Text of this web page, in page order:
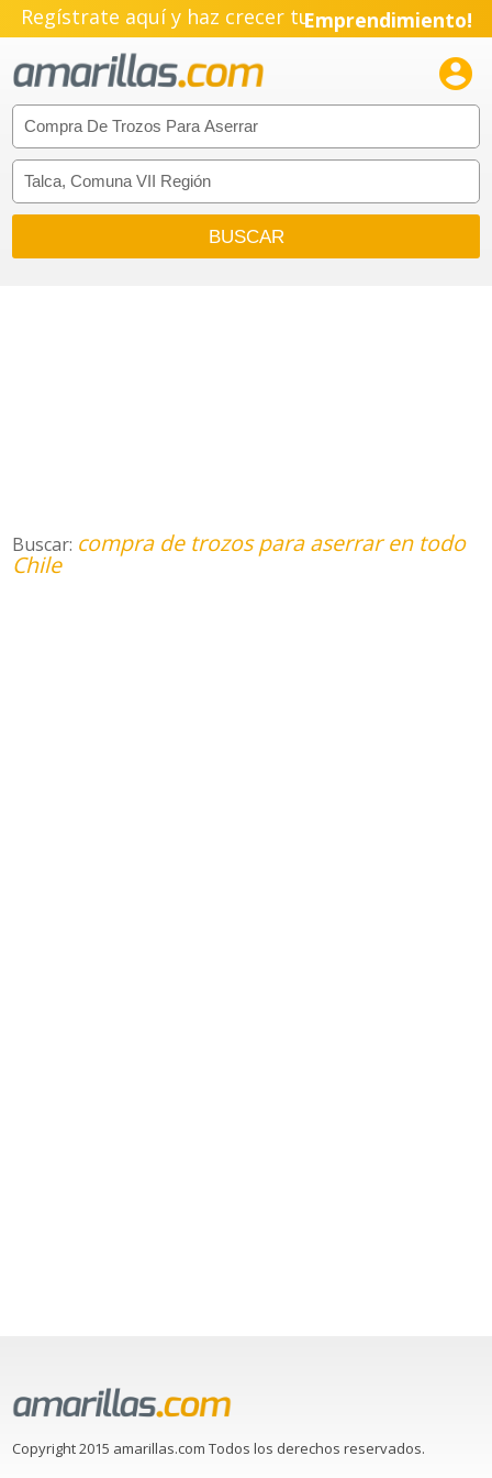
Regístrate aquí y haz crecer tuEmprendimiento!

Buscar: compra de trozos para aserrar en todo
Chile
Copyright 2015 amarillas.com Todos los derechos reservados.